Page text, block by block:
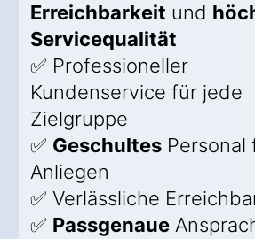
Erreichbarkeit und
Servicequalität
✅ Professioneller
Kundenservice für jede
Zielgruppe
✅ Geschultes Personal
Anliegen
✅ Verlässliche
✅ Passgenaue